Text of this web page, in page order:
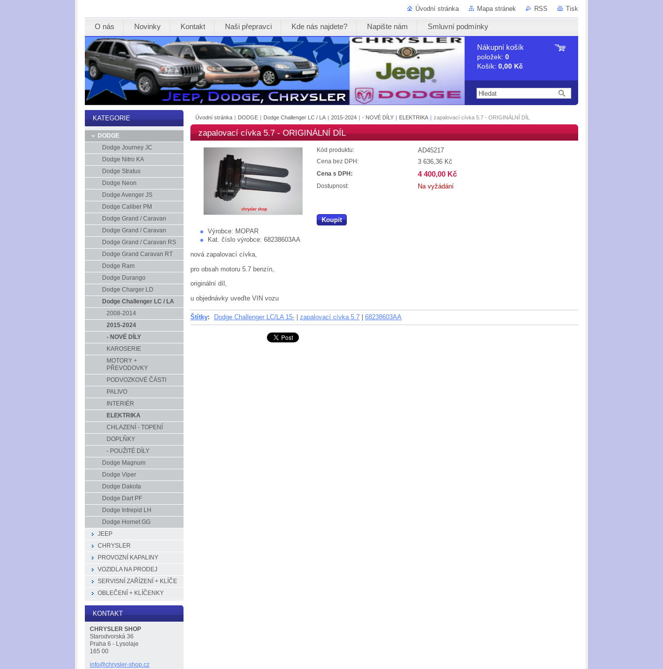
Úvodní stránka Mapa stránek RSS Tisk
O nás Novinky Kontakt Naši přepravci Kde nás najdete? Napište nám Smluvní podmínky
Nákupní košík
položek: 0
Košík: 0,00 Kč
Úvodní stránka | DODGE | Dodge Challenger LC / LA | 2015-2024 | - NOVÉ DÍLY | ELEKTRIKA | zapalovací cívka 5.7 - ORIGINÁLNÍ DÍL
zapalovací cívka 5.7 - ORIGINÁLNÍ DÍL
Výrobce: MOPAR
Kat. číslo výrobce: 68238603AA
Kód produktu: AD45217
Cena bez DPH: 3 636,36 Kč
Cena s DPH: 4 400,00 Kč
Dostupnost: Na vyžádání
Koupit
nová zapalovací cívka,
pro obsah motoru 5.7 benzín,
originální díl,
u objednávky uveďte VIN vozu
Štítky: Dodge Challenger LC/LA 15- zapalovací cívka 5.7 68238603AA
KATEGORIE
DODGE
Dodge Journey JC
Dodge Nitro KA
Dodge Stratus
Dodge Neon
Dodge Avenger JS
Dodge Caliber PM
Dodge Grand / Caravan
Dodge Grand / Caravan
Dodge Grand / Caravan RS
Dodge Grand Caravan RT
Dodge Ram
Dodge Durango
Dodge Charger LD
Dodge Challenger LC / LA
2008-2014
2015-2024
- NOVÉ DÍLY
KAROSERIE
MOTORY +
PŘEVODOVKY
PODVOZKOVÉ ČÁSTI
PALIVO
INTERIÉR
ELEKTRIKA
CHLAZENÍ - TOPENÍ
DOPLŇKY
- POUŽITÉ DÍLY
Dodge Magnum
Dodge Viper
Dodge Dakota
Dodge Dart PF
Dodge Intrepid LH
Dodge Hornet GG
JEEP
CHRYSLER
PROVOZNÍ KAPALINY
VOZIDLA NA PRODEJ
SERVISNÍ ZAŘÍZENÍ + KLÍČE
OBLEČENÍ + KLÍČENKY
KONTAKT
CHRYSLER SHOP
Starodvorská 36
Praha 6 - Lysolaje
165 00
info@chrysler-shop.cz